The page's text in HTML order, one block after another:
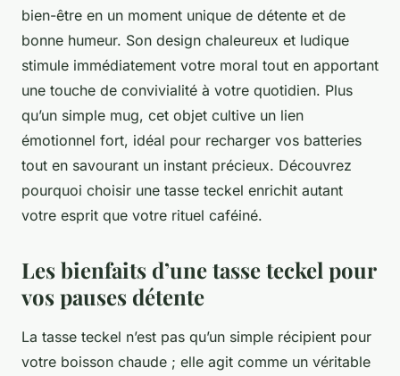
bien-être en un moment unique de détente et de
bonne humeur. Son design chaleureux et ludique
stimule immédiatement votre moral tout en apportant
une touche de convivialité à votre quotidien. Plus
qu’un simple mug, cet objet cultive un lien
émotionnel fort, idéal pour recharger vos batteries
tout en savourant un instant précieux. Découvrez
pourquoi choisir une tasse teckel enrichit autant
votre esprit que votre rituel caféiné.
Les bienfaits d’une tasse teckel pour
vos pauses détente
La tasse teckel n’est pas qu’un simple récipient pour
votre boisson chaude ; elle agit comme un véritable